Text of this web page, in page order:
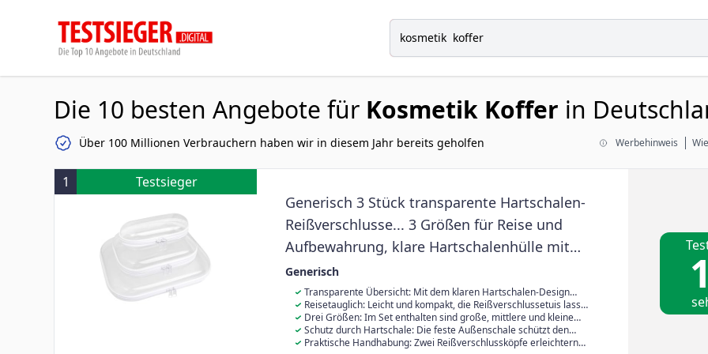
Die 10 besten Angebote für Kosmetik Koffer in
Über 100 Millionen Verbrauchern haben wir in diesem Jahr bereits geholfen Werbehinweis
1 Testsieger
Generisch 3 Stück transparente Hartschalen-
Reißverschlusse... 3 Größen für Reise und
Aufbewahrung, klare Hartschalenhülle mit
Doppelreißverschluss, für Kosmetik und
Zubehör
Generisch
Transparente Übersicht: Mit dem klaren Hartschalen-Design
sehen Sie den Inhalt sofort, ohne den Reißverschluss zu öffnen; so
finden Sie Dinge schneller unterwegs oder zu Hause; praktisch für
strukturierte Aufbewahrung
Reisetauglich: Leicht und kompakt, die Reißverschlussetuis lassen
sich problemlos im Koffer oder Handgepäck verstauen; kleine Dinge
bleiben geordnet und griffbereit; passend für Reisen, Tagesausflüge
und Alltag
Drei Größen: Im Set enthalten sind große, mittlere und kleine
Größen mit 11, x 9, x 2 in, 9, x 7, x 2 in und 7, x 3, x 2 in; geeignet für
Kosmetik, Technikzubehör und weitere Essentials
Schutz durch Hartschale: Die feste Außenschale schützt den
Inhalt vor Stößen und Druck beim Transport; ideal für empfindliche
Praktische Handhabung: Zwei Reißverschlussköpfe erleichtern